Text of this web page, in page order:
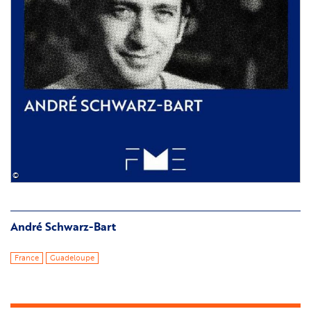
©
André Schwarz-Bart
France Guadeloupe